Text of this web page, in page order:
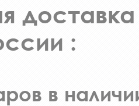
доставка
:
в